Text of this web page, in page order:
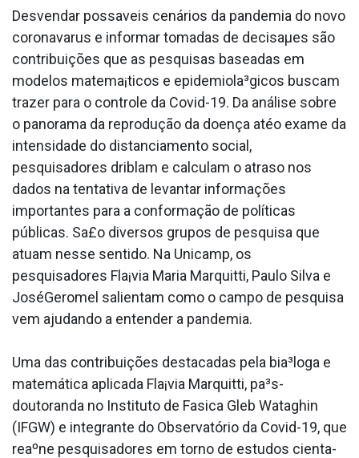
Desvendar possa­veis cenários da pandemia do novo
coronava­rus e informar tomadas de decisaµes são
contribuições que as pesquisas baseadas em
modelos matema¡ticos e epidemiola³gicos buscam
trazer para o controle da Covid-19. Da análise sobre
o panorama da reprodução da doença atéo exame da
intensidade do distanciamento social,
pesquisadores driblam e calculam o atraso nos
dados na tentativa de levantar informações
importantes para a conformação de políticas
públicas. Sa£o diversos grupos de pesquisa que
atuam nesse sentido. Na Unicamp, os
pesquisadores Fla¡via Maria Marquitti, Paulo Silva e
JoséGeromel salientam como o campo de pesquisa
vem ajudando a entender a pandemia.
Uma das contribuições destacadas pela bia³loga e
matemática aplicada Fla¡via Marquitti, pa³s-
doutoranda no Instituto de Fa­sica Gleb Wataghin
(IFGW) e integrante do Observatório da Covid-19, que
reaºne pesquisadores em torno de estudos cienta­